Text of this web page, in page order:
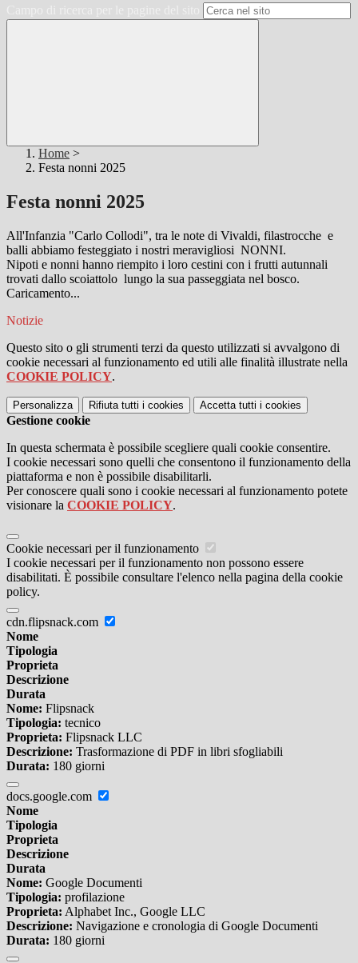
Home >
Festa nonni 2025
Festa nonni 2025
All'Infanzia "Carlo Collodi", tra le note di Vivaldi, filastrocche e
balli abbiamo festeggiato i nostri meravigliosi NONNI.
Nipoti e nonni hanno riempito i loro cestini con i frutti autunnali
trovati dallo scoiattolo lungo la sua passeggiata nel bosco.
Caricamento...
Notizie
Questo sito o gli strumenti terzi da questo utilizzati si avvalgono di
cookie necessari al funzionamento ed utili alle finalità illustrate nella
COOKIE POLICY.
Personalizza Rifiuta tutti i cookies Accetta tutti i cookies
Gestione cookie
In questa schermata è possibile scegliere quali cookie consentire.
I cookie necessari sono quelli che consentono il funzionamento della
piattaforma e non è possibile disabilitarli.
Per conoscere quali sono i cookie necessari al funzionamento potete
visionare la COOKIE POLICY.
Cookie necessari per il funzionamento
I cookie necessari per il funzionamento non possono essere
disabilitati. È possibile consultare l'elenco nella pagina della cookie
policy.
cdn.flipsnack.com
Nome
Tipologia
Proprieta
Descrizione
Durata
Nome: Flipsnack
Tipologia: tecnico
Proprieta: Flipsnack LLC
Descrizione: Trasformazione di PDF in libri sfogliabili
Durata: 180 giorni
docs.google.com
Nome
Tipologia
Proprieta
Descrizione
Durata
Nome: Google Documenti
Tipologia: profilazione
Proprieta: Alphabet Inc., Google LLC
Descrizione: Navigazione e cronologia di Google Documenti
Durata: 180 giorni